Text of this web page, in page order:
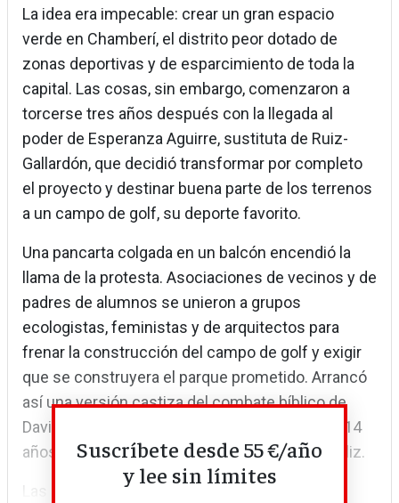
La idea era impecable: crear un gran espacio
verde en Chamberí, el distrito peor dotado de
zonas deportivas y de esparcimiento de toda la
capital. Las cosas, sin embargo, comenzaron a
torcerse tres años después con la llegada al
poder de Esperanza Aguirre, sustituta de Ruiz-
Gallardón, que decidió transformar por completo
el proyecto y destinar buena parte de los terrenos
a un campo de golf, su deporte favorito.
Una pancarta colgada en un balcón encendió la
llama de la protesta. Asociaciones de vecinos y de
padres de alumnos se unieron a grupos
ecologistas, feministas y de arquitectos para
frenar la construcción del campo de golf y exigir
que se construyera el parque prometido. Arrancó
así una versión castiza del combate bíblico de
David contra Goliat que duró nada menos que 14
años y que (atención, espóiler) tuvo un final feliz.
Las obras del campo de golf...
Suscríbete desde 55 €/año
y lee sin límites